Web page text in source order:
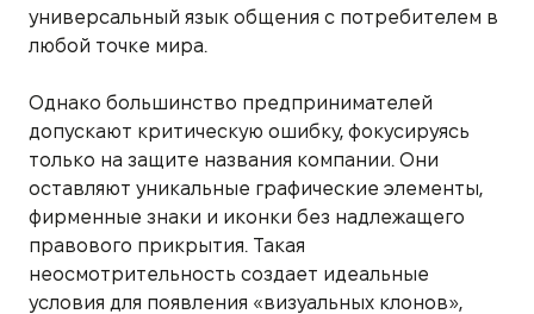
универсальный язык общения с потребителем в
любой точке мира.
Однако большинство предпринимателей
допускают критическую ошибку, фокусируясь
только на защите названия компании. Они
оставляют уникальные графические элементы,
фирменные знаки и иконки без надлежащего
правового прикрытия. Такая
неосмотрительность создает идеальные
условия для появления «визуальных клонов»,